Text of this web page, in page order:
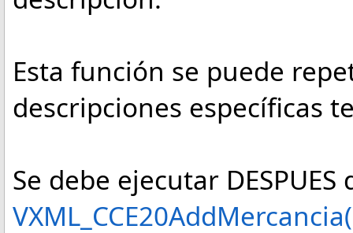
Esta función se puede
descripciones específicas
Se debe ejecutar